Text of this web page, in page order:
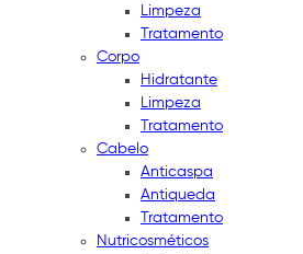
Limpeza
Tratamento
Corpo
Hidratante
Limpeza
Tratamento
Cabelo
Anticaspa
Antiqueda
Tratamento
Nutricosméticos